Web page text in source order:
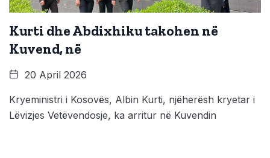
Kurti dhe Abdixhiku takohen në
Kuvend, në
20 April 2026
Kryeministri i Kosovës, Albin Kurti, njëherësh kryetar i
Lëvizjes Vetëvendosje, ka arritur në Kuvendin